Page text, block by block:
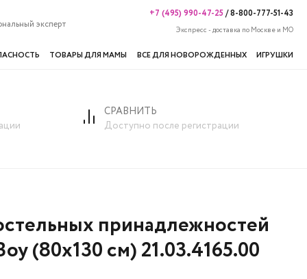
эксперт
+7 (495) 990-47-25/8-800-777-51-43
Экспресс - доставка по Москве и МО
ТОВАРЫ ДЛЯ МАМЫ ВСЕ ДЛЯ НОВОРОЖДЕННЫХ ИГРУШКИ
постельных принадлежностей Cilek Baby Boy (80x130 см)
СРАВНИТЬ
Доступно после регистрации
принадлежностей
(80x130 см) 21.03.4165.00